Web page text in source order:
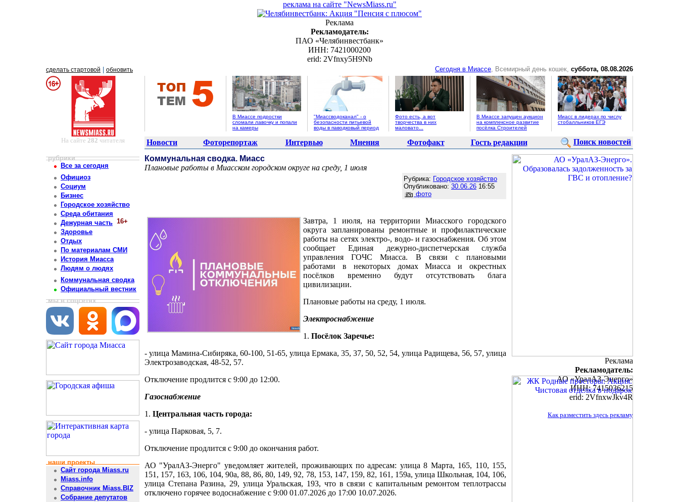
реклама на сайте "NewsMiass.ru"
Реклама
Рекламодатель:
ПАО «Челябинвестбанк»
ИНН: 7421000200
erid: 2Vfnxy5H9Nb
сделать стартовой обновить Сегодня в Миассе, Всемирный день кошек, суббота, 08.08.2026
В Миассе подростки
сломали лавочку и попали
на камеры
"Миассводоканал" - о
безопасности питьевой
воды в паводковый период
Фото есть, а вот
творчества в них
маловато...
В Миассе запущен аукцион
на комплексное развитие
посёлка Строителей
Миасс в лидерах по числу
стобалльников ЕГЭ
На сайте 282 читателя Новости Фоторепортаж Интервью Мнения Фотофакт Гость редакции Поиск новостей
рубрики
Все за сегодня
Официоз
Социум
Бизнес
Городское хозяйство
Среда обитания
Дежурная часть 16+
Здоровье
Отдых
По материалам СМИ
История Миасса
Людям о людях
Коммунальная сводка
Официальный вестник
мы в соцсетях
наши проекты
Сайт города Miass.ru
Miass.info
Справочник Miass.BIZ
Собрание депутатов
Коммунальная сводка. Миасс
Плановые работы в Миасском городском округе на среду, 1 июля
Рубрика: Городское хозяйство
Опубликовано: 30.06.26 16:55
фото
Завтра, 1 июля, на территории Миасского городского
округа запланированы ремонтные и профилактические
работы на сетях электро-, водо- и газоснабжения. Об этом
сообщает Единая дежурно-диспетчерская служба
управления ГОЧС Миасса. В связи с плановыми
работами в некоторых домах Миасса и окрестных
посёлков временно будут отсутствовать блага
цивилизации.
Плановые работы на среду, 1 июля.
Электроснабжение
1. Посёлок Заречье:
- улица Мамина-Сибиряка, 60-100, 51-65, улица Ермака, 35, 37, 50, 52, 54, улица Радищева, 56, 57, улица
Электрозаводская, 48-52, 57.
Отключение продлится с 9:00 до 12:00.
Газоснабжение
1. Центральная часть города:
- улица Парковая, 5, 7.
Отключение продлится с 9:00 до окончания работ.
АО "УралАЗ-Энерго" уведомляет жителей, проживающих по адресам: улица 8 Марта, 165, 110, 155,
151, 157, 163, 106, 104, 90а, 88, 86, 80, 149, 92, 78, 153, 147, 159, 82, 161, 159а, улица Школьная, 104, 106,
улица Степана Разина, 29, улица Уральская, 193, что в связи с капитальным ремонтом теплотрассы
отключено горячее водоснабжение с 9:00 01.07.2026 до 17:00 10.07.2026.
Реклама
Рекламодатель:
АО «УралАЗ-Энерго»
ИНН: 7415036215
erid: 2VfnxwJkv4R
Как разместить здесь рекламу